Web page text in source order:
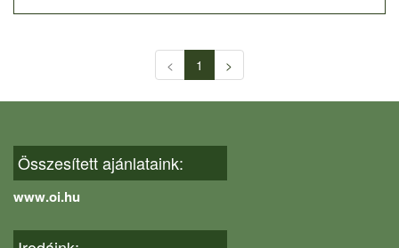
< 1 >
Összesített ajánlataink:
www.oi.hu